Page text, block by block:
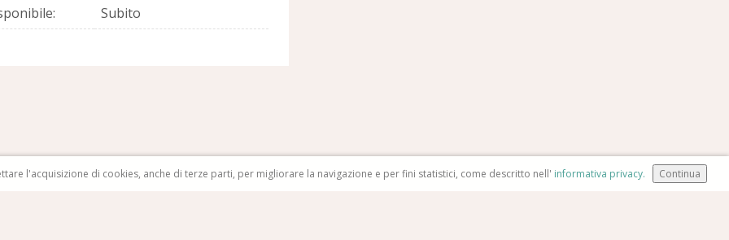
Subito
l'acquisizione di cookies, anche di terze parti, per migliorare la navigazione e per fini statistici, come descritto nell' informativa privacy.